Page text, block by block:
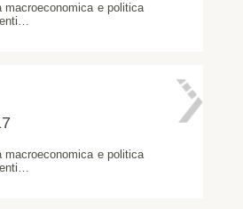
macroeconomica e politica
macroeconomica e politica